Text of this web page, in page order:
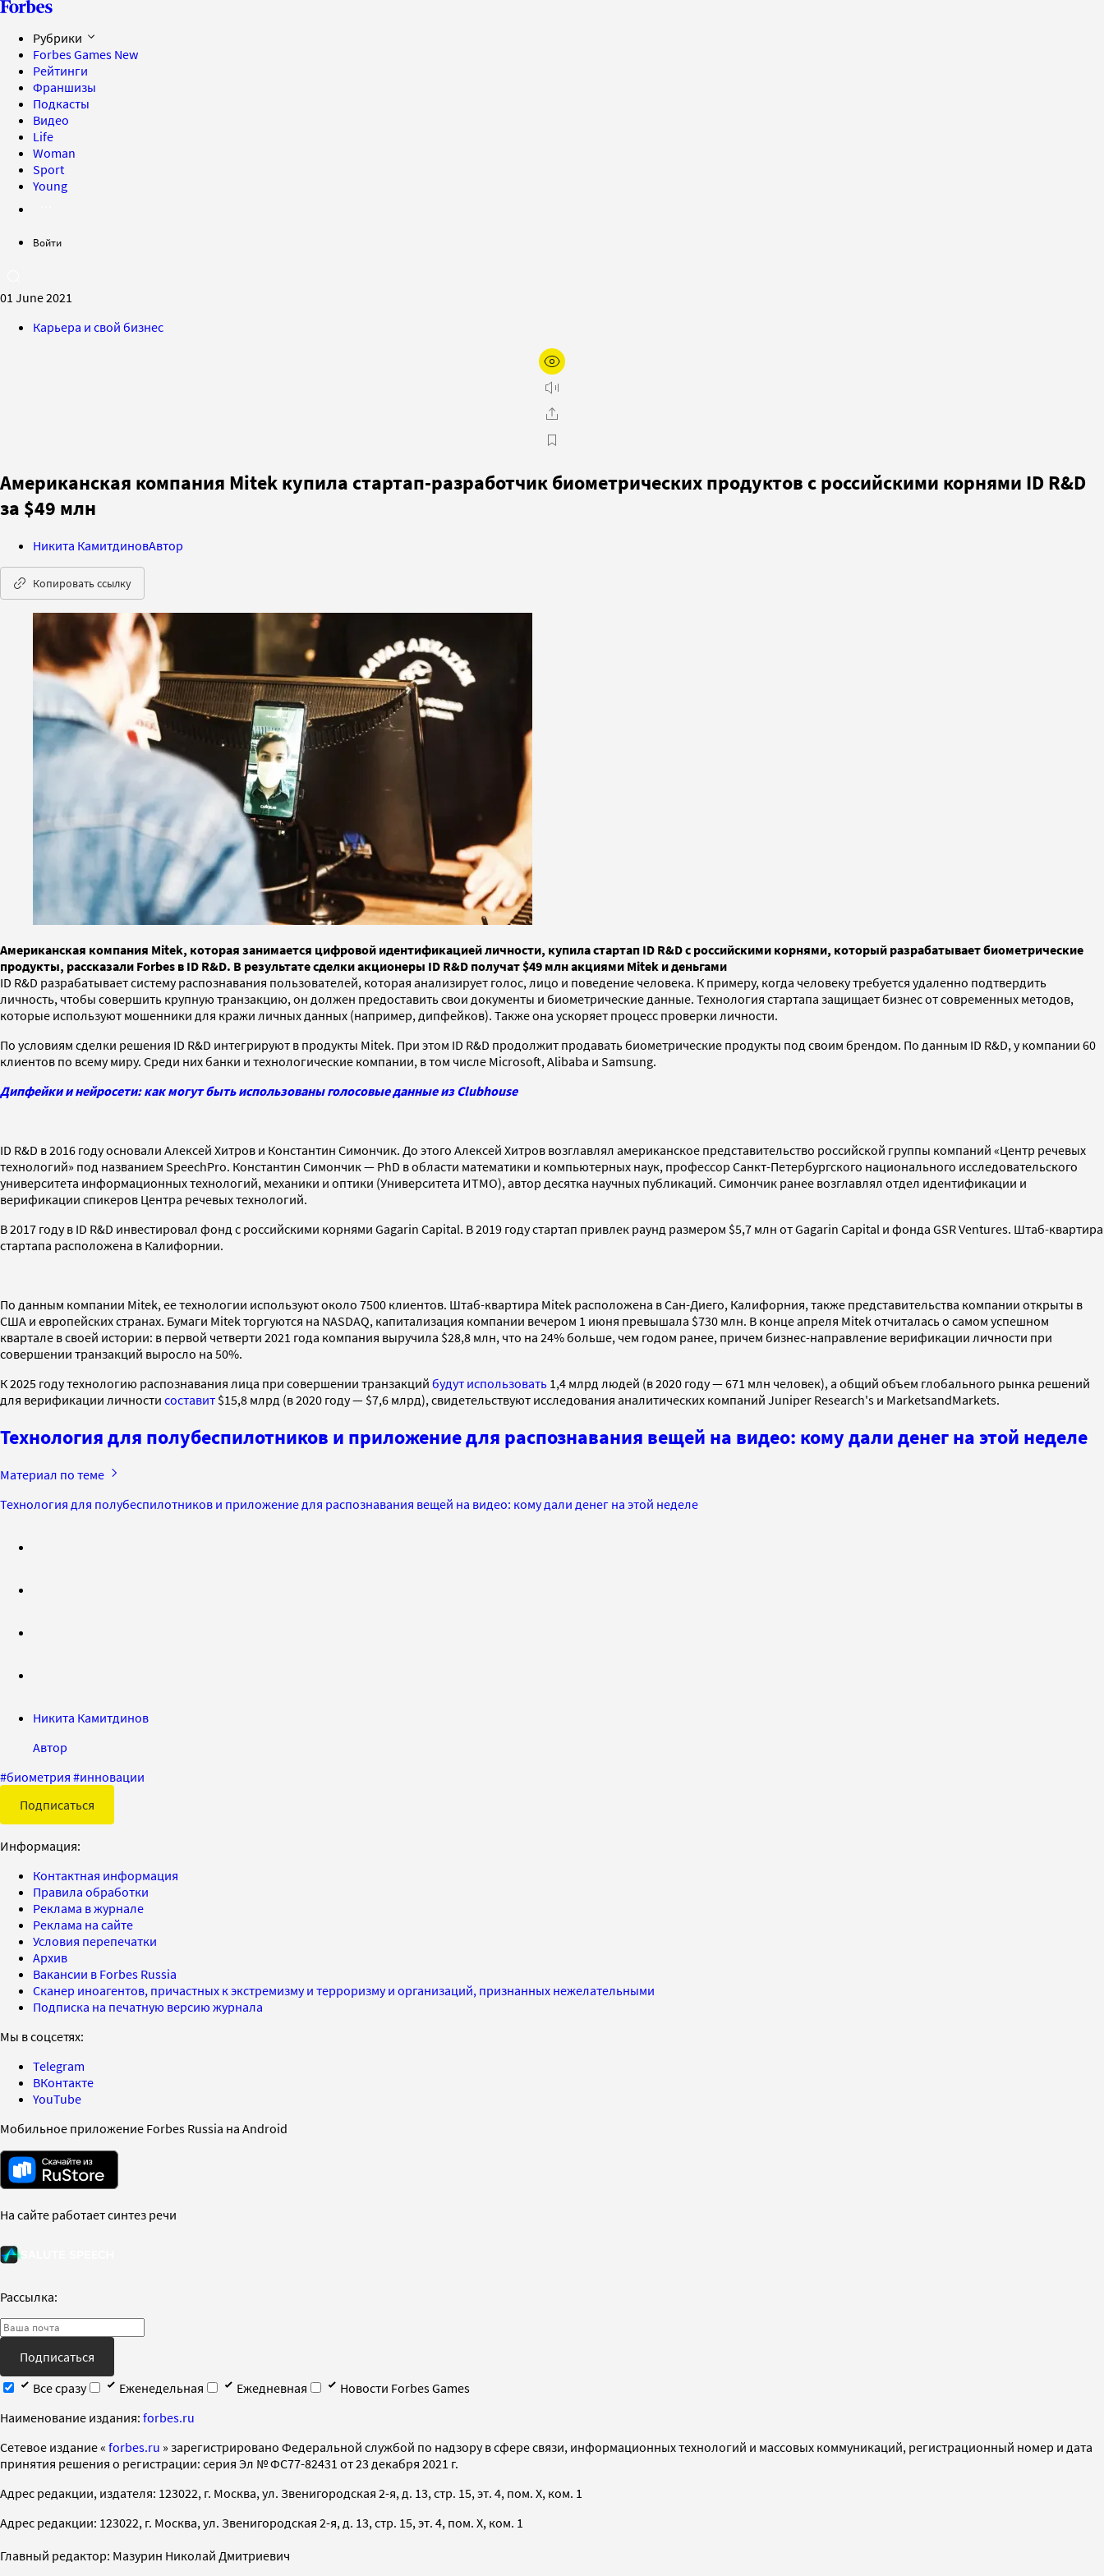
Рубрики
Forbes Games New
Рейтинги
Франшизы
Подкасты
Видео
Life
Woman
Sport
Young
Войти
01 June 2021
Карьера и свой бизнес
Американская компания Mitek купила стартап-разработчик биометрических продуктов с российскими корнями ID R&D
за $49 млн
Никита КамитдиновАвтор
Копировать ссылку
Американская компания Mitek, которая занимается цифровой идентификацией личности, купила стартап ID R&D с российскими корнями, который разрабатывает биометрические
продукты, рассказали Forbes в ID R&D. В результате сделки акционеры ID R&D получат $49 млн акциями Mitek и деньгами
ID R&D разрабатывает систему распознавания пользователей, которая анализирует голос, лицо и поведение человека. К примеру, когда человеку требуется удаленно подтвердить
личность, чтобы совершить крупную транзакцию, он должен предоставить свои документы и биометрические данные. Технология стартапа защищает бизнес от современных методов,
которые используют мошенники для кражи личных данных (например, дипфейков). Также она ускоряет процесс проверки личности.
По условиям сделки решения ID R&D интегрируют в продукты Mitek. При этом ID R&D продолжит продавать биометрические продукты под своим брендом. По данным ID R&D, у компании 60
клиентов по всему миру. Среди них банки и технологические компании, в том числе Microsoft, Alibaba и Samsung.
Дипфейки и нейросети: как могут быть использованы голосовые данные из Clubhouse
ID R&D в 2016 году основали Алексей Хитров и Константин Симончик. До этого Алексей Хитров возглавлял американское представительство российской группы компаний «Центр речевых
технологий» под названием SpeechPro. Константин Симончик — PhD в области математики и компьютерных наук, профессор Санкт-Петербургского национального исследовательского
университета информационных технологий, механики и оптики (Университета ИТМО), автор десятка научных публикаций. Симончик ранее возглавлял отдел идентификации и
верификации спикеров Центра речевых технологий.
В 2017 году в ID R&D инвестировал фонд с российскими корнями Gagarin Capital. В 2019 году стартап привлек раунд размером $5,7 млн от Gagarin Capital и фонда GSR Ventures. Штаб-квартира
стартапа расположена в Калифорнии.
По данным компании Mitek, ее технологии используют около 7500 клиентов. Штаб-квартира Mitek расположена в Сан-Диего, Калифорния, также представительства компании открыты в
США и европейских странах. Бумаги Mitek торгуются на NASDAQ, капитализация компании вечером 1 июня превышала $730 млн. В конце апреля Mitek отчиталась о самом успешном
квартале в своей истории: в первой четверти 2021 года компания выручила $28,8 млн, что на 24% больше, чем годом ранее, причем бизнес-направление верификации личности при
совершении транзакций выросло на 50%.
К 2025 году технологию распознавания лица при совершении транзакций будут использовать 1,4 млрд людей (в 2020 году — 671 млн человек), а общий объем глобального рынка решений
для верификации личности составит $15,8 млрд (в 2020 году — $7,6 млрд), свидетельствуют исследования аналитических компаний Juniper Research's и MarketsandMarkets.
Технология для полубеспилотников и приложение для распознавания вещей на видео: кому дали денег на этой неделе
Материал по теме
Технология для полубеспилотников и приложение для распознавания вещей на видео: кому дали денег на этой неделе
Никита Камитдинов
Автор
#биометрия #инновации
Подписаться
Информация:
Контактная информация
Правила обработки
Реклама в журнале
Реклама на сайте
Условия перепечатки
Архив
Вакансии в Forbes Russia
Сканер иноагентов, причастных к экстремизму и терроризму и организаций, признанных нежелательными
Подписка на печатную версию журнала
Мы в соцсетях:
Telegram
ВКонтакте
YouTube
Мобильное приложение Forbes Russia на Android
На сайте работает синтез речи
Рассылка:
Подписаться
Все сразу
Еженедельная Ежедневная
Новости Forbes Games
Наименование издания: forbes.ru
Cетевое издание « forbes.ru » зарегистрировано Федеральной службой по надзору в сфере связи, информационных технологий и массовых коммуникаций, регистрационный номер и дата
принятия решения о регистрации: серия Эл № ФС77-82431 от 23 декабря 2021 г.
Адрес редакции, издателя: 123022, г. Москва, ул. Звенигородская 2-я, д. 13, стр. 15, эт. 4, пом. X, ком. 1
Адрес редакции: 123022, г. Москва, ул. Звенигородская 2-я, д. 13, стр. 15, эт. 4, пом. X, ком. 1
Главный редактор: Мазурин Николай Дмитриевич